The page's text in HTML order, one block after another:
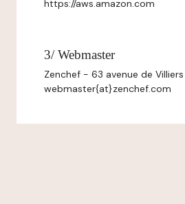
https://aws.amazon.com
3/ Webmaster
Zenchef - 63 avenue de Villiers
webmaster{at}zenchef.com